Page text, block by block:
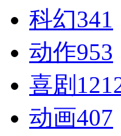
科幻341
动作953
喜剧
动画407